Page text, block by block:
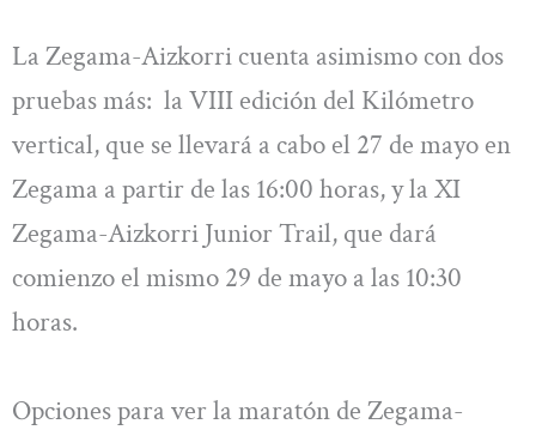
La Zegama-Aizkorri cuenta asimismo con dos
pruebas más: la VIII edición del Kilómetro
vertical, que se llevará a cabo el 27 de mayo en
Zegama a partir de las 16:00 horas, y la XI
Zegama-Aizkorri Junior Trail, que dará
comienzo el mismo 29 de mayo a las 10:30
horas.
Opciones para ver la maratón de Zegama-